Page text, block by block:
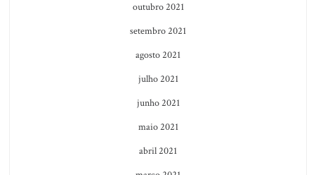
outubro 2021
setembro 2021
agosto 2021
julho 2021
junho 2021
maio 2021
abril 2021